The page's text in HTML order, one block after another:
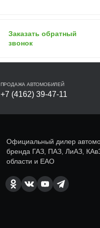
Заказать обратный
звонок
ПРОДАЖА АВТОМОБИЛЕЙ
+7 (4162) 39-47-11
Официальный дилер
бренда ГАЗ, ПАЗ, ЛиАЗ,
области и ЕАО